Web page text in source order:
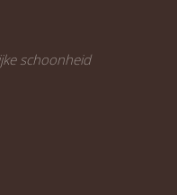
schoonheid